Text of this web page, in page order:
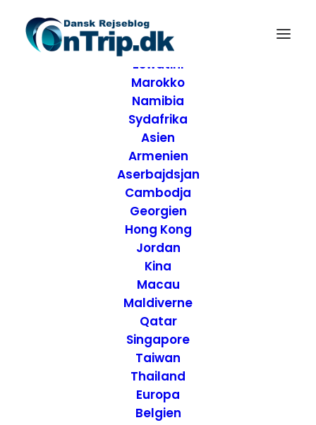
Destinationer
Afrika
Eswatini
Marokko
Namibia
Sydafrika
Asien
Armenien
Aserbajdsjan
Cambodja
Georgien
Hong Kong
Jordan
Kina
Macau
Maldiverne
Qatar
Singapore
Taiwan
Thailand
Europa
Belgien
Rejseform